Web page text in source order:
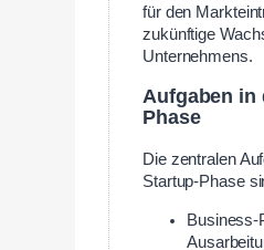
für den
zukünftige
Unternehmens.
Aufgaben in
Phase
Die zentralen
Startup-Phase
Business-